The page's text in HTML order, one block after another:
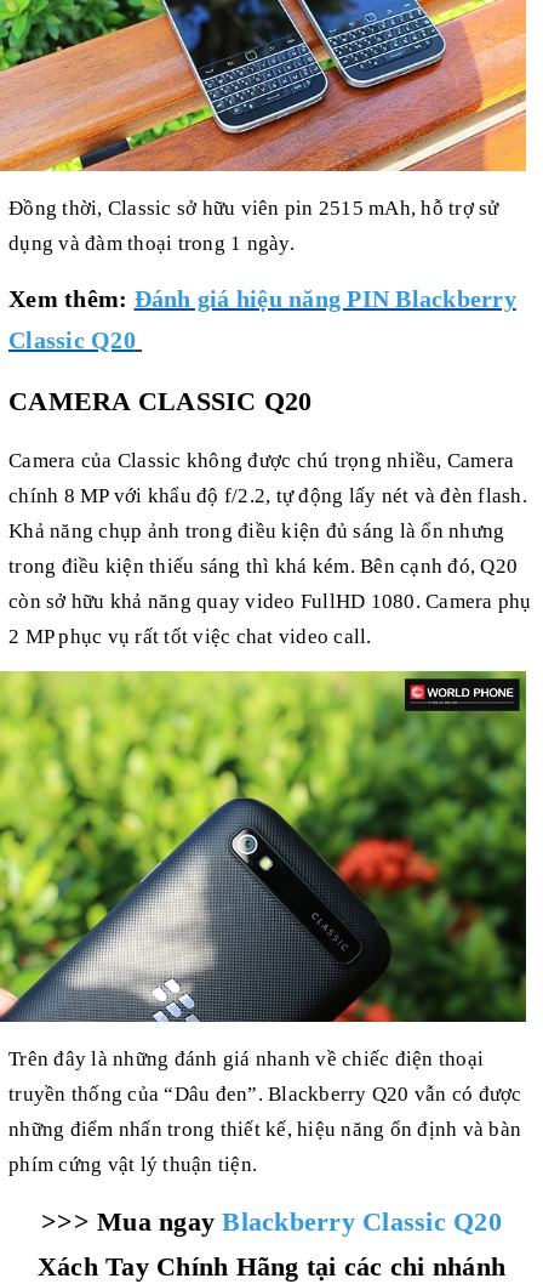
Đồng thời, Classic sở hữu viên pin 2515 mAh, hỗ trợ sử
dụng và đàm thoại trong 1 ngày.
Xem thêm: Đánh giá hiệu năng PIN Blackberry
Classic Q20
CAMERA CLASSIC Q20
Camera của Classic không được chú trọng nhiều, Camera
chính 8 MP với khẩu độ f/2.2, tự động lấy nét và đèn flash.
Khả năng chụp ảnh trong điều kiện đủ sáng là ổn nhưng
trong điều kiện thiếu sáng thì khá kém. Bên cạnh đó, Q20
còn sở hữu khả năng quay video FullHD 1080. Camera phụ
2 MP phục vụ rất tốt việc chat video call.
Trên đây là những đánh giá nhanh về chiếc điện thoại
truyền thống của “Dâu đen”. Blackberry Q20 vẫn có được
những điểm nhấn trong thiết kế, hiệu năng ổn định và bàn
phím cứng vật lý thuận tiện.
>>> Mua ngayBlackberry Classic Q20
Xách Tay Chính Hãng tại các chi nhánh